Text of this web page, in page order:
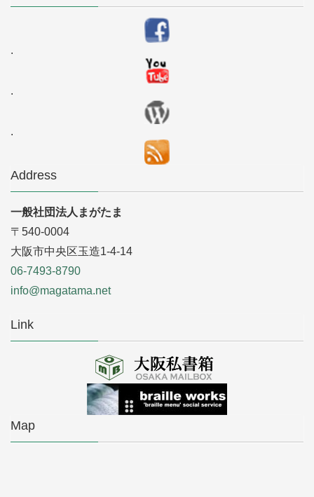
.
.
.
Address
一般社団法人まがたま
〒540-0004
大阪市中央区玉造1-4-14
06-7493-8790
info@magatama.net
Link
Map